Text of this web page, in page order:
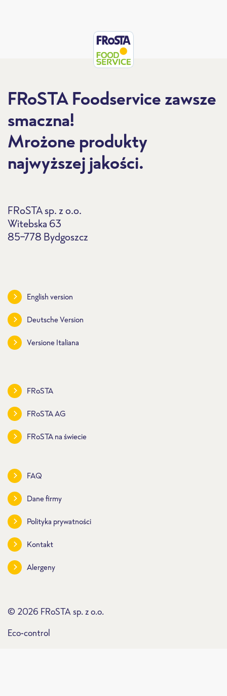
FRoSTA Foodservice zawsze
smaczna!
Mrożone produkty
najwyższej jakości.
FRoSTA sp. z o.o.
Witebska 63
85-778 Bydgoszcz
English version
Deutsche Version
Versione Italiana
FRoSTA
FRoSTA AG
FRoSTA na świecie
FAQ
Dane firmy
Polityka prywatności
Kontakt
Alergeny
© 2026 FRoSTA sp. z o.o.
Eco-control